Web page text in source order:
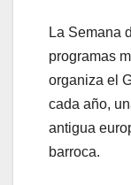
La Semana
programas
organiza el
cada año,
antigua
barroca.